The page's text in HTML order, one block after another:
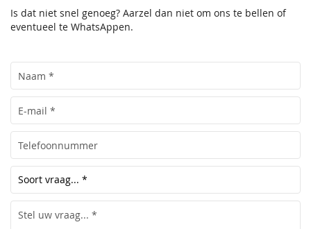
Is dat niet snel genoeg? Aarzel dan niet om ons te bellen of
eventueel te WhatsAppen.